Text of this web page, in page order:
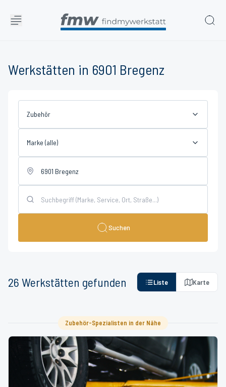
Werkstätten in 6901 Bregenz
Zubehör
Marke (alle)
Suchen
26 Werkstätten gefunden Liste Karte
Zubehör-Spezialisten in der Nähe